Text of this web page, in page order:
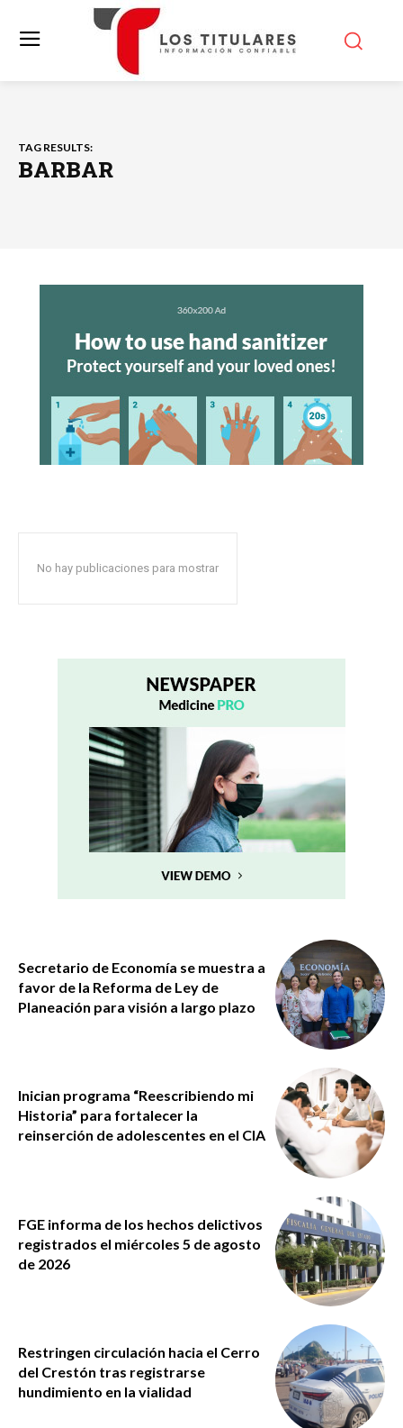
TAG RESULTS:
BARBAR
No hay publicaciones para mostrar
Secretario de Economía se muestra a
favor de la Reforma de Ley de
Planeación para visión a largo plazo
Inician programa “Reescribiendo mi
Historia” para fortalecer la
reinserción de adolescentes en el CIA
FGE informa de los hechos delictivos
registrados el miércoles 5 de agosto
de 2026
Restringen circulación hacia el Cerro
del Crestón tras registrarse
hundimiento en la vialidad